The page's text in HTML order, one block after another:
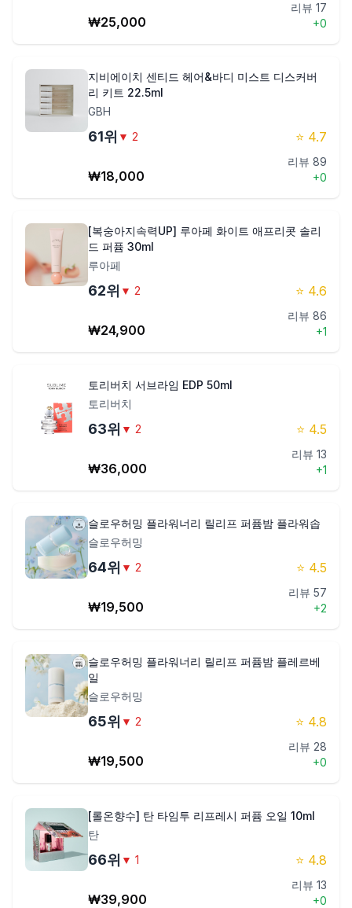
₩25,000
리뷰 17
+0
지비에이치 센티드 헤어&바디 미스트 디스커버
리 키트 22.5ml
GBH
61위 ▼ 2 ⭐ 4.7
₩18,000
리뷰 89
+0
[복숭아지속력UP] 루아페 화이트 애프리콧 솔리
드 퍼퓸 30ml
루아페
62위 ▼ 2 ⭐ 4.6
₩24,900
리뷰 86
+1
토리버치 서브라임 EDP 50ml
토리버치
63위 ▼ 2 ⭐ 4.5
₩36,000
리뷰 13
+1
슬로우허밍 플라워너리 릴리프 퍼퓸밤 플라워솝
슬로우허밍
64위 ▼ 2 ⭐ 4.5
₩19,500
리뷰 57
+2
슬로우허밍 플라워너리 릴리프 퍼퓸밤 플레르베
일
슬로우허밍
65위 ▼ 2 ⭐ 4.8
₩19,500
리뷰 28
+0
[롤온향수] 탄 타임투 리프레시 퍼퓸 오일 10ml
탄
66위 ▼ 1 ⭐ 4.8
₩39,900
리뷰 13
+0